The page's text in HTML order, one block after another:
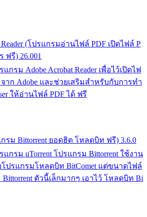
Reader (โปรแกรมอ่านไฟล์ PDF เปิดไฟล์ P
ฟรี) 26.001
กรม Adobe Acrobat Reader เพื่อไว้เปิดไฟ
จาก Adobe และช่วยเสริมสำหรับกับการทำ
ให้อ่านไฟล์ PDF ได้ ฟรี
กรม Bittorrent ยอดฮิต โหลดบิท ฟรี) 3.6.0
กรม uTorrent โปรแกรม Bittorrent ใช้งาน
โปรแกรมโหลดบิท BitComet แต่ขนาดไฟล์
ตัวนี้เล็กมากๆ เอาไว้ โหลดบิท Bi